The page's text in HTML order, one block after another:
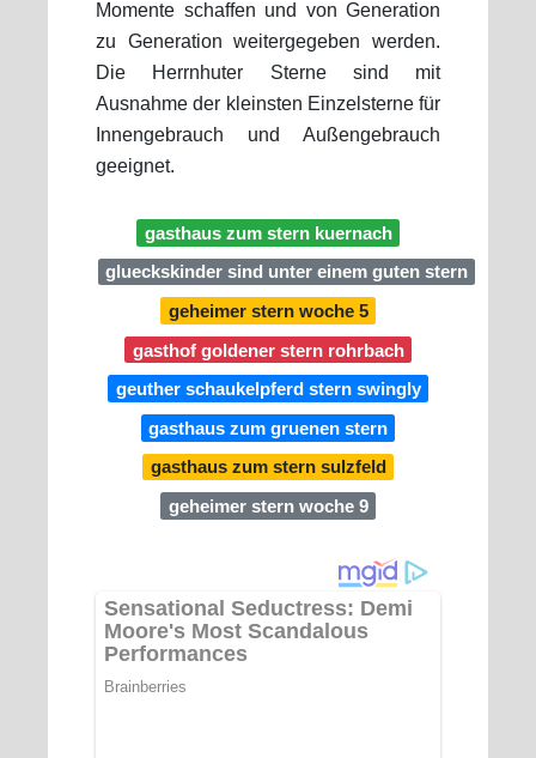
Momente schaffen und von Generation
zu Generation weitergegeben werden.
Die Herrnhuter Sterne sind mit
Ausnahme der kleinsten Einzelsterne für
Innengebrauch und Außengebrauch
geeignet.
gasthaus zum stern kuernach
glueckskinder sind unter einem guten stern
geheimer stern woche 5
gasthof goldener stern rohrbach
geuther schaukelpferd stern swingly
gasthaus zum gruenen stern
gasthaus zum stern sulzfeld
geheimer stern woche 9